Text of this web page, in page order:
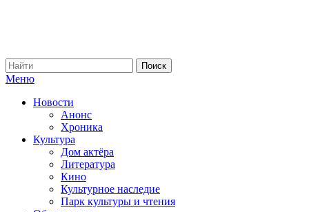
Меню
Новости
Анонс
Хроника
Культура
Дом актёра
Литература
Кино
Культурное наследие
Парк культуры и чтения